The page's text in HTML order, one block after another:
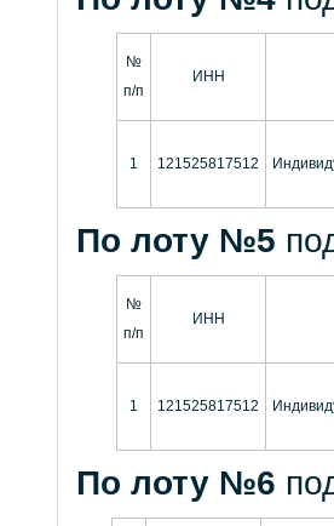
№
п/п
ИНН
1 121525817512
По лоту №5
№
п/п
ИНН
1 121525817512
По лоту №6